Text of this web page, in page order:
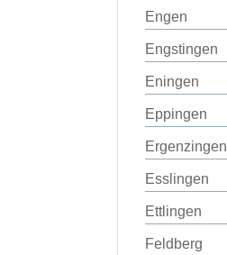
Engen
Engstingen
Eningen
Eppingen
Ergenzingen
Esslingen
Ettlingen
Feldberg